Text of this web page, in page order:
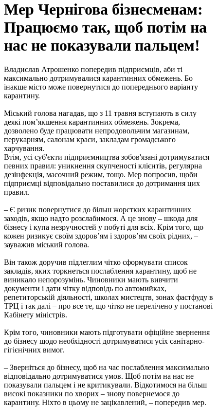
Мер Чернігова бізнесменам:
Працюємо так, щоб потім на
нас не показували пальцем!
Владислав Атрошенко попередив підприємців, аби ті
максимально дотримувалися карантинних обмежень. Бо
інакше місто може повернутися до попереднього варіанту
карантину.
Міський голова нагадав, що з 11 травня вступають в силу
деякі пом’якшення карантинних обмежень. Зокрема,
дозволено буде працювати непродовольчим магазинам,
перукарням, салонам краси, закладам громадського
харчування.
Втім, усі суб'єкти підприємництва зобов'язані дотримуватися
певних правил: уникнення скупченості клієнтів, регулярна
дезінфекція, масочний режим, тощо. Мер попросив, щоби
підприємці відповідально поставилися до дотримання цих
правил.
– Є ризик повернутися до більш жорстких карантинних
заходів, якщо надто розслабимося. А це знову – шкода для
бізнесу і купа незручностей у побуті для всіх. Крім того, що
кожен ризикує своїм здоров’ям і здоров’ям своїх рідних, –
зауважив міський голова.
Він також доручив підлеглим чітко сформувати список
закладів, яких торкнеться послаблення карантину, щоб не
виникало непорозумінь. Чиновники мають вивчити
документи і дати чітку відповідь по автомийках,
репетиторській діяльності, школах мистецтв, зонах фастфуду в
ТРЦ і так далі – про все те, що чітко не перелічено у постанові
Кабінету міністрів.
Крім того, чиновники мають підготувати офіційне звернення
до бізнесу щодо необхідності дотримуватися усіх санітарно-
гігієнічних вимог.
– Зверніться до бізнесу, щоб на час послаблення максимально
відповідально дотримуватися умов. Щоб потім на нас не
показували пальцем і не критикували. Відкотимося на більш
високі показники по хворих – знову повернемося до
карантину. Ніхто в цьому не зацікавлений, – попередив мер.